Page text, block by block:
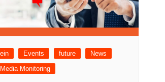
Events future
News
Monitoring